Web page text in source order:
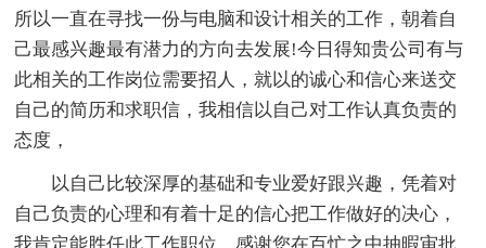
所以一直在寻找一份与电脑和设计相关的工作，朝着自
己最感兴趣最有潜力的方向去发展!今日得知贵公司有与
此相关的工作岗位需要招人，就以的诚心和信心来送交
自己的简历和求职信，我相信以自己对工作认真负责的
态度，
以自己比较深厚的基础和专业爱好跟兴趣，凭着对
自己负责的心理和有着十足的信心把工作做好的决心，